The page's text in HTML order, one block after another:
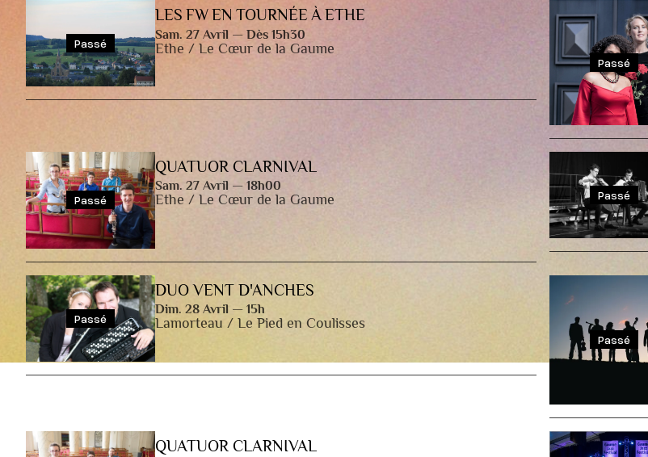
Passé
LES FW EN TOURNÉE À ETHE
Sam. 27 Avril — Dès 15h30
Ethe / Le Cœur de la Gaume
Passé
Passé
QUATUOR CLARNIVAL
Sam. 27 Avril — 18h00
Ethe / Le Cœur de la Gaume Passé
Passé
DUO VENT D'ANCHES
Dim. 28 Avril — 15h
Lamorteau / Le Pied en Coulisses
Passé
QUATUOR CLARNIVAL